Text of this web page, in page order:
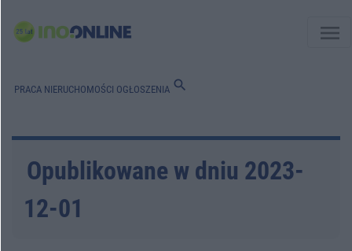
menu
PRACA NIERUCHOMOŚCI OGŁOSZENIA search
Opublikowane w dniu 2023-
12-01